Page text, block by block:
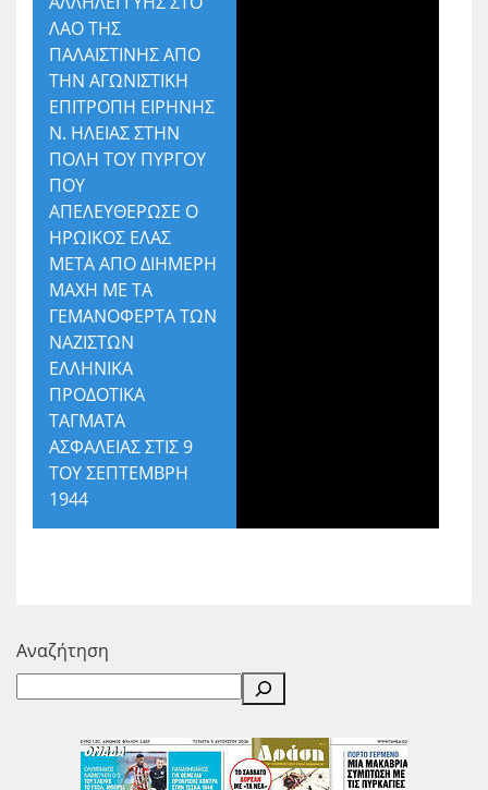
ΛΑΟ ΤΗΣ
ΠΑΛΑΙΣΤΙΝΗΣ ΑΠΟ
ΤΗΝ ΑΓΩΝΙΣΤΙΚΗ
ΕΠΙΤΡΟΠΗ ΕΙΡΗΝΗΣ
Ν. ΗΛΕΙΑΣ ΣΤΗΝ
ΠΟΛΗ ΤΟΥ ΠΥΡΓΟΥ
ΠΟΥ
ΑΠΕΛΕΥΘΕΡΩΣΕ Ο
ΗΡΩΙΚΟΣ ΕΛΑΣ
ΜΕΤΑ ΑΠΟ ΔΙΗΜΕΡΗ
ΜΑΧΗ ΜΕ ΤΑ
ΓΕΜΑΝΟΦΕΡΤΑ ΤΩΝ
ΝΑΖΙΣΤΩΝ
ΕΛΛΗΝΙΚΑ
ΠΡΟΔΟΤΙΚΑ
ΤΑΓΜΑΤΑ
ΑΣΦΑΛΕΙΑΣ ΣΤΙΣ 9
ΤΟΥ ΣΕΠΤΕΜΒΡΗ
1944
Αναζήτηση